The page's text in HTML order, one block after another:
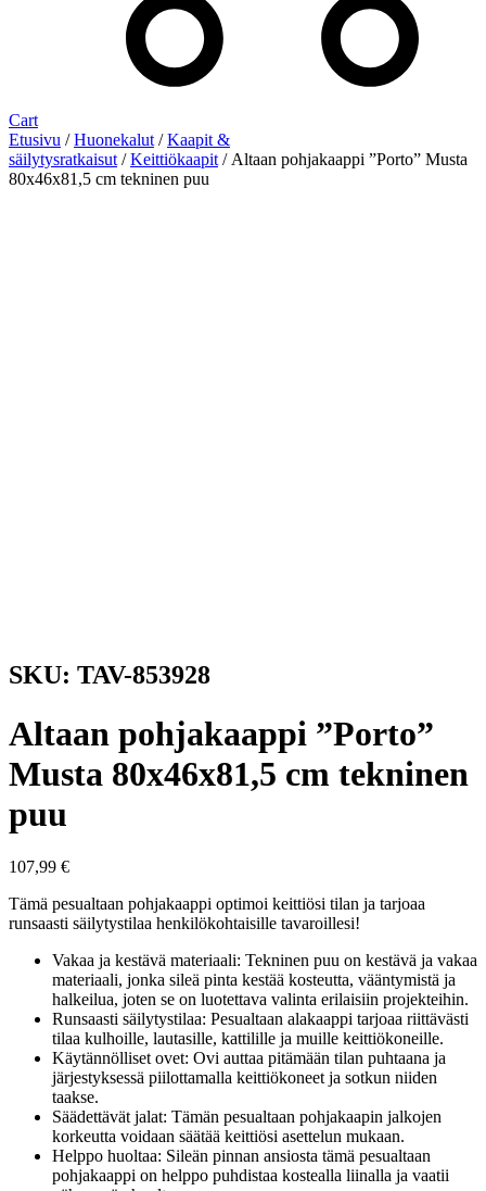
Cart
Etusivu /Huonekalut /Kaapit &
säilytysratkaisut /Keittiökaapit / Altaan pohjakaappi ”Porto” Musta
80x46x81,5 cm tekninen puu
SKU: TAV-853928
Altaan pohjakaappi ”Porto”
Musta 80x46x81,5 cm tekninen
puu
107,99 €
Tämä pesualtaan pohjakaappi optimoi keittiösi tilan ja tarjoaa
runsaasti säilytystilaa henkilökohtaisille tavaroillesi!
Vakaa ja kestävä materiaali: Tekninen puu on kestävä ja vakaa
materiaali, jonka sileä pinta kestää kosteutta, vääntymistä ja
halkeilua, joten se on luotettava valinta erilaisiin projekteihin.
Runsaasti säilytystilaa: Pesualtaan alakaappi tarjoaa riittävästi
tilaa kulhoille, lautasille, kattilille ja muille keittiökoneille.
Käytännölliset ovet: Ovi auttaa pitämään tilan puhtaana ja
järjestyksessä piilottamalla keittiökoneet ja sotkun niiden
taakse.
Säädettävät jalat: Tämän pesualtaan pohjakaapin jalkojen
korkeutta voidaan säätää keittiösi asettelun mukaan.
Helppo huoltaa: Sileän pinnan ansiosta tämä pesualtaan
pohjakaappi on helppo puhdistaa kostealla liinalla ja vaatii